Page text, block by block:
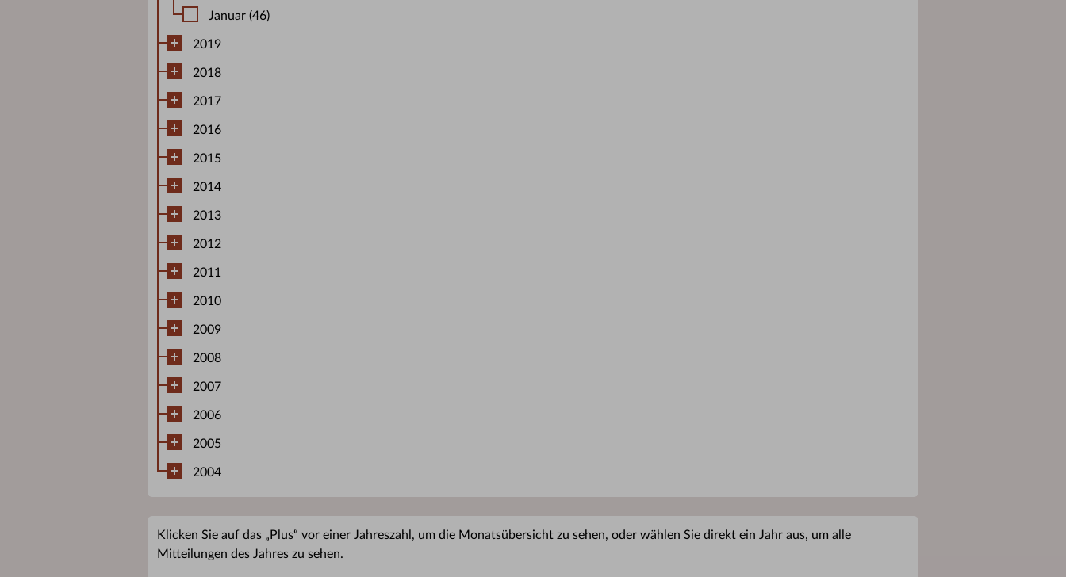
Januar (46)
2019
2018
2017
2016
2015
2014
2013
2012
2011
2010
2009
2008
2007
2006
2005
2004
Klicken Sie auf das „Plus“ vor einer Jahreszahl, um die Monatsübersicht zu sehen, oder wählen Sie direkt ein Jahr aus, um alle
Mitteilungen des Jahres zu sehen.